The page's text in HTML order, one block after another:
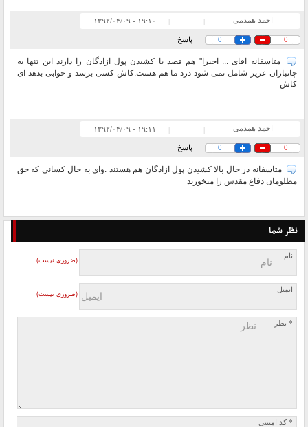
احمد همدمی |
| ۱۹:۱۰ - ۱۳۹۲/۰۴/۰۹
0
0 پاسخ
متاسفانه اقای ... اخیرا" هم قصد با کشیدن پول ازادگان را دارند این تنها به
چانبازان عزیز شامل نمی شود درد ما هم هست.کاش کسی برسد و جوابی بدهد ای
کاش
احمد همدمی |
| ۱۹:۱۱ - ۱۳۹۲/۰۴/۰۹
0
0 پاسخ
متاسفانه در حال بالا کشیدن پول ازادگان هم هستند .وای به حال کسانی که حق
مظلومان دفاع مقدس را میخورند
نظر شما
نام
(ضروری نیست)
ایمیل
(ضروری نیست)
* نظر
* کد امنیتی